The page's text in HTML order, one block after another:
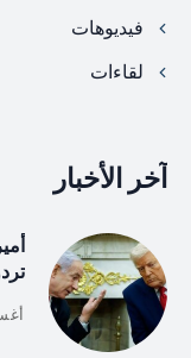
فيديوهات
لقاءات
آخر الأخبار